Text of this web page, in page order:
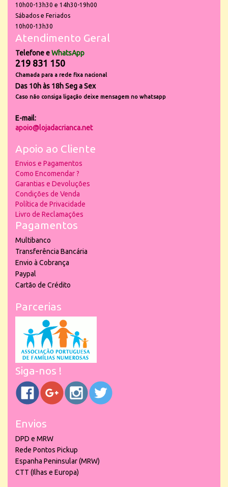
10h00-13h30 e 14h30-19h00
Sábados e Feriados
10h00-13h30
Atendimento Geral
Telefone eWhatsApp
219 831 150
Chamada para a rede fixa nacional
Das 10h às 18h Seg a Sex
Caso não consiga ligação deixe mensagem no whatsapp
E-mail:
apoio@lojadacrianca.net
Apoio ao Cliente
Envios e Pagamentos
Como Encomendar ?
Garantias e Devoluções
Condições de Venda
Política de Privacidade
Livro de Reclamações
Pagamentos
Multibanco
Transferência Bancária
Envio à Cobrança
Paypal
Cartão de Crédito
Parcerias
Siga-nos !
Envios
DPD e MRW
Rede Pontos Pickup
Espanha Peninsular (MRW)
CTT (Ilhas e Europa)